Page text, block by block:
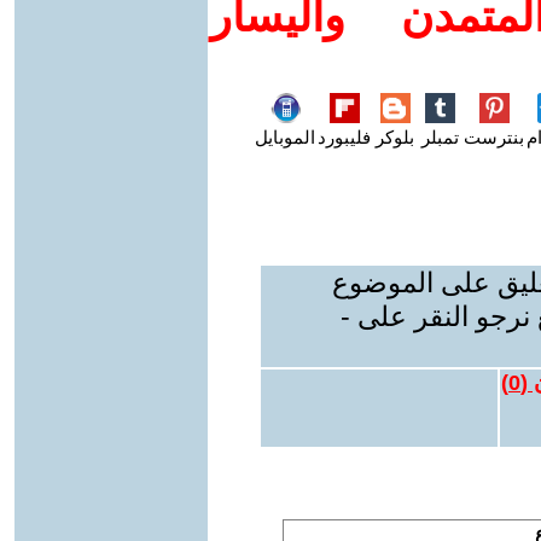
واليسار
بنترست تمبلر بلوكر فليبورد الموبايل
على الموضوع
نرجو النقر على -
(
0
)